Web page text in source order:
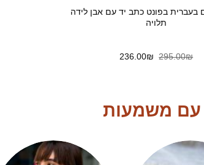
בפונט כתב יד עם אבן לידה
תלויה
295.00₪
המחיר
236.00₪
עם משמעות